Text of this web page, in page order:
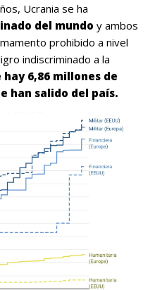
Ucrania se ha
del mundo y ambos
prohibido a nivel
indiscriminado a la
6,86 millones de
han salido del país.